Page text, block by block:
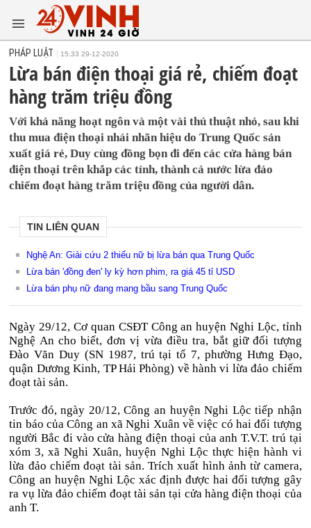
PHÁP LUẬT 15:33 29-12-2020
Lừa bán điện thoại giá rẻ, chiếm đoạt
hàng trăm triệu đồng
Với khả năng hoạt ngôn và một vài thủ thuật nhỏ, sau khi
thu mua điện thoại nhái nhãn hiệu do Trung Quốc sản
xuất giá rẻ, Duy cùng đồng bọn đi đến các cửa hàng bán
điện thoại trên khắp các tỉnh, thành cả nước lừa đảo
chiếm đoạt hàng trăm triệu đồng của người dân.
TIN LIÊN QUAN
Nghệ An: Giải cứu 2 thiếu nữ bị lừa bán qua Trung Quốc
Lừa bán 'đồng đen' ly kỳ hơn phim, ra giá 45 tỉ USD
Lừa bán phụ nữ đang mang bầu sang Trung Quốc
Ngày 29/12, Cơ quan CSĐT Công an huyện Nghi Lộc, tỉnh
Nghệ An cho biết, đơn vị vừa điều tra, bắt giữ đối tượng
Đào Văn Duy (SN 1987, trú tại tổ 7, phường Hưng Đạo,
quận Dương Kinh, TP Hải Phòng) về hành vi lừa đảo chiếm
đoạt tài sản.
Trước đó, ngày 20/12, Công an huyện Nghi Lộc tiếp nhận
tin báo của Công an xã Nghi Xuân về việc có hai đối tượng
người Bắc đi vào cửa hàng điện thoại của anh T.V.T. trú tại
xóm 3, xã Nghi Xuân, huyện Nghi Lộc thực hiện hành vi
lừa đảo chiếm đoạt tài sản. Trích xuất hình ảnh từ camera,
Công an huyện Nghi Lộc xác định được hai đối tượng gây
ra vụ lừa đảo chiếm đoạt tài sản tại cửa hàng điện thoại của
anh T.